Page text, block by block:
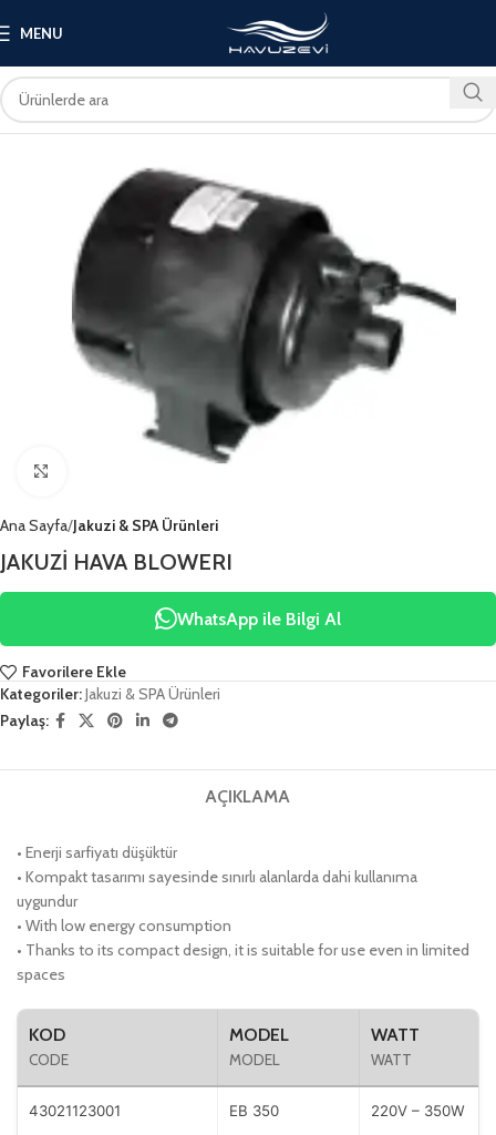
MENU
Ana Sayfa Jakuzi & SPA Ürünleri
JAKUZİ HAVA BLOWERI
WhatsApp ile Bilgi Al
Favorilere Ekle
Kategoriler:Jakuzi & SPA Ürünleri
Paylaş:
AÇIKLAMA
• Enerji sarfiyatı düşüktür
• Kompakt tasarımı sayesinde sınırlı alanlarda dahi kullanıma
uygundur
• With low energy consumption
• Thanks to its compact design, it is suitable for use even in limited
spaces
KOD
CODE
MODEL
MODEL
WATT
WATT
43021123001 EB 350 220V – 350W